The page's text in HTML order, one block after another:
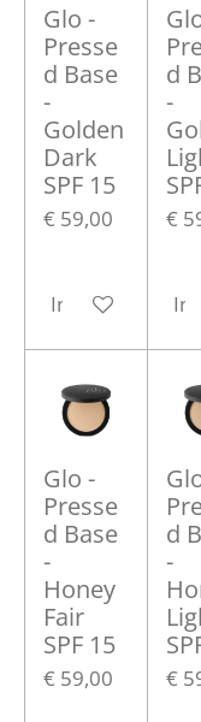
Glo -
Presse
d Base
-
Golden
Dark
SPF 15
€ 59,00
In winkelwagen
d
-
€
In
Glo -
Presse
d Base
-
Honey
Fair
SPF 15
€ 59,00
d
-
€